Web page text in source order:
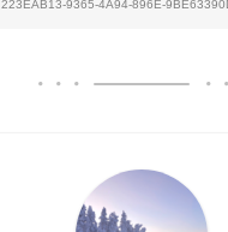
223EAB13-9365-4A94-896E-